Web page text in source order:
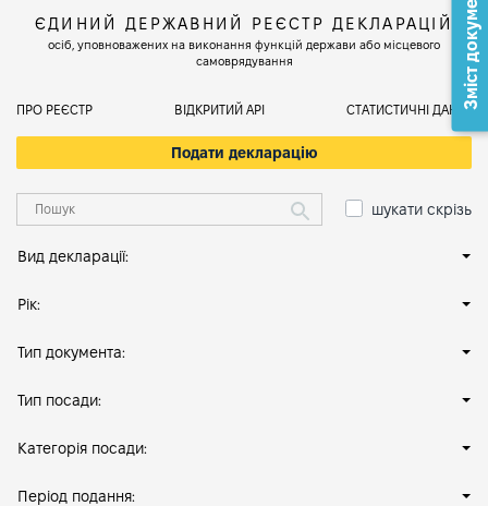
ЄДИНИЙ ДЕРЖАВНИЙ РЕЄСТР ДЕКЛАРАЦІЙ
осіб, уповноважених на виконання функцій держави або місцевого
самоврядування
ПРО РЕЄСТР ВІДКРИТИЙ АРІ СТАТИСТИЧНІ ДАНІ
Подати декларацію
шукати скрізь
Вид декларації:
Рік:
Тип документа:
Тип посади:
Категорія посади:
Період подання:
Зміст документа